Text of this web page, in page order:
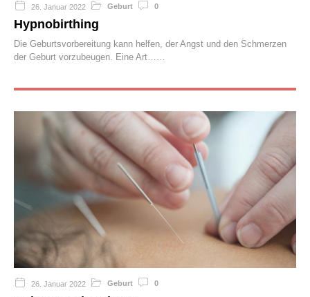
26. Januar 2022 Geburt 0
Hypnobirthing
Die Geburtsvorbereitung kann helfen, der Angst und den Schmerzen
der Geburt vorzubeugen. Eine Art…
26. Januar 2022 Geburt 0